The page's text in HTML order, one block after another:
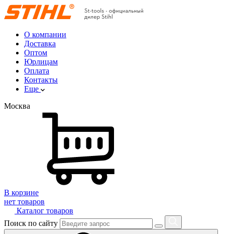
О компании
Доставка
Оптом
Юрлицам
Оплата
Контакты
Еще
Москва
В корзине
нет товаров
Каталог товаров
Поиск по сайту